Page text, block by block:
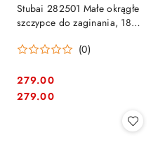
Stubai 282501 Małe okrągłe
szczypce do zaginania, 18
mm
(0)
Cena:
279.00
Cena:
279.00